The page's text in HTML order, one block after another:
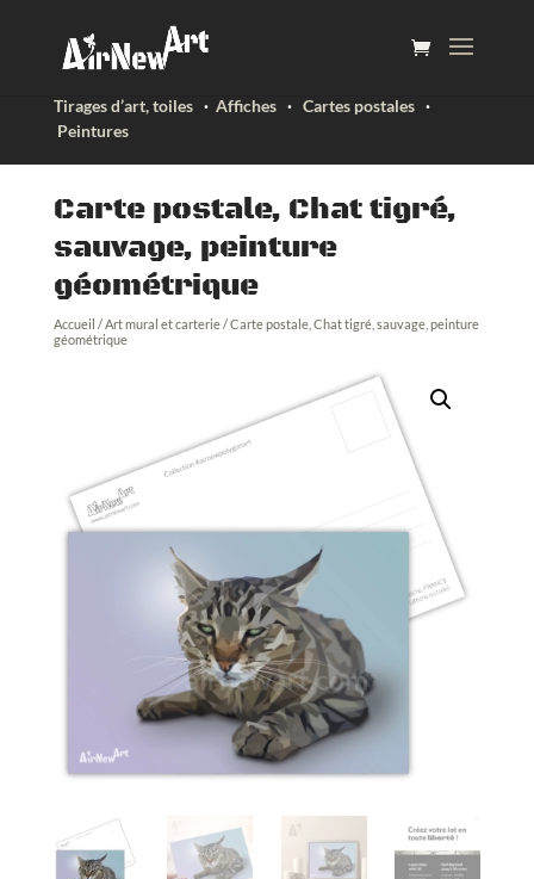
Tirages d’art, toiles· Affiches· Cartes postales·
Peintures
Carte postale, Chat tigré,
sauvage, peinture
géométrique
Accueil /Art mural et carterie/ Carte postale, Chat tigré, sauvage, peinture
géométrique